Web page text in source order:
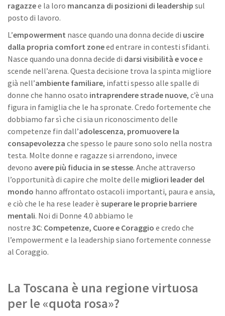
ragazzee la loro mancanza di posizioni di leadership sul
posto di lavoro.
L’empowerment nasce quando una donna decide di uscire
dalla propria comfort zoneed entrare in contesti sfidanti.
Nasce quando una donna decide di darsi visibilità e vocee
scende nell’arena. Questa decisione trova la spinta migliore
già nell’ambiente familiare, infatti spesso alle spalle di
donne che hanno osato intraprendere strade nuove, c’è una
figura in famiglia che le ha spronate. Credo fortemente che
dobbiamo far sì che ci sia un riconoscimento delle
competenze fin dall’adolescenza, promuovere la
consapevolezza che spesso le paure sono solo nella nostra
testa. Molte donne e ragazze si arrendono, invece
devono avere più fiducia in se stesse. Anche attraverso
l’opportunità di capire che molte delle migliori leader del
mondo hanno affrontato ostacoli importanti, paura e ansia,
e ciò che le ha rese leader è superare le proprie barriere
mentali. Noi di Donne 4.0 abbiamo le
nostre 3C: Competenze, Cuore e Coraggio e credo che
l’empowerment e la leadership siano fortemente connesse
al Coraggio.
La Toscana è una regione virtuosa
per le «quota rosa»?